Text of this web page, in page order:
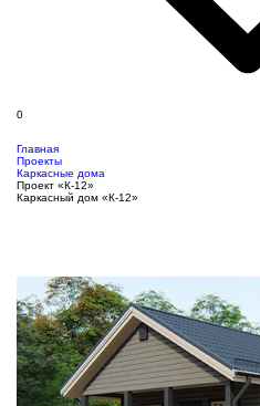
0
Главная
Проекты
Каркасные дома
Проект «К-12»
Каркасный дом «К-12»